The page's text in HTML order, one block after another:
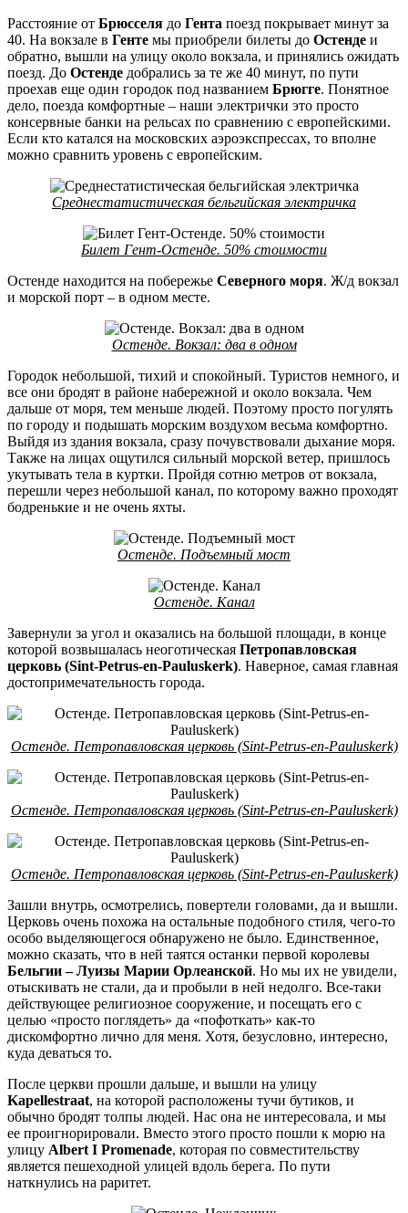
Расстояние от Брюсселя до Гента поезд покрывает минут за
40. На вокзале в Генте мы приобрели билеты до Остенде и
обратно, вышли на улицу около вокзала, и принялись ожидать
поезд. До Остенде добрались за те же 40 минут, по пути
проехав еще один городок под названием Брюгге. Понятное
дело, поезда комфортные – наши электрички это просто
консервные банки на рельсах по сравнению с европейскими.
Если кто катался на московских аэроэкспрессах, то вполне
можно сравнить уровень с европейским.
Среднестатистическая бельгийская электричка
Билет Гент-Остенде. 50% стоимости
Остенде находится на побережье Северного моря. Ж/д вокзал
и морской порт – в одном месте.
Остенде. Вокзал: два в одном
Городок небольшой, тихий и спокойный. Туристов немного, и
все они бродят в районе набережной и около вокзала. Чем
дальше от моря, тем меньше людей. Поэтому просто погулять
по городу и подышать морским воздухом весьма комфортно.
Выйдя из здания вокзала, сразу почувствовали дыхание моря.
Также на лицах ощутился сильный морской ветер, пришлось
укутывать тела в куртки. Пройдя сотню метров от вокзала,
перешли через небольшой канал, по которому важно проходят
бодренькие и не очень яхты.
Остенде. Подъемный мост
Остенде. Канал
Завернули за угол и оказались на большой площади, в конце
которой возвышалась неоготическая Петропавловская
церковь (Sint-Petrus-en-Pauluskerk). Наверное, самая главная
достопримечательность города.
Остенде. Петропавловская церковь (Sint-Petrus-en-Pauluskerk)
Остенде. Петропавловская церковь (Sint-Petrus-en-Pauluskerk)
Остенде. Петропавловская церковь (Sint-Petrus-en-Pauluskerk)
Зашли внутрь, осмотрелись, повертели головами, да и вышли.
Церковь очень похожа на остальные подобного стиля, чего-то
особо выделяющегося обнаружено не было. Единственное,
можно сказать, что в ней таятся останки первой королевы
Бельгии – Луизы Марии Орлеанской. Но мы их не увидели,
отыскивать не стали, да и пробыли в ней недолго. Все-таки
действующее религиозное сооружение, и посещать его с
целью «просто поглядеть» да «пофоткать» как-то
дискомфортно лично для меня. Хотя, безусловно, интересно,
куда деваться то.
После церкви прошли дальше, и вышли на улицу
Kapellestraat, на которой расположены тучи бутиков, и
обычно бродят толпы людей. Нас она не интересовала, и мы
ее проигнорировали. Вместо этого просто пошли к морю на
улицу Albert I Promenade, которая по совместительству
является пешеходной улицей вдоль берега. По пути
наткнулись на раритет.